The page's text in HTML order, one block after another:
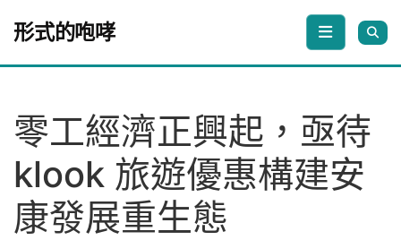
形式的咆哮
零工經濟正興起，亟待
klook 旅遊優惠構建安
康發展重生態